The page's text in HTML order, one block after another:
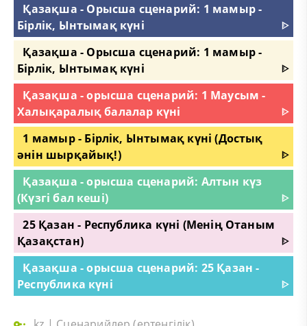
Қазақша - Орысша сценарий: 1 мамыр -
Бірлік, Ынтымақ күні
ᐈ
Қазақша - Орысша сценарий: 1 мамыр -
Бірлік, Ынтымақ күні
ᐈ
Қазақша - орысша сценарий: 1 Маусым -
Халықаралық балалар күні
ᐈ
1 мамыр - Бірлік, Ынтымақ күні (Достық
әнін шырқайық!)
ᐈ
Қазақша - орысша сценарий: Алтын күз
(Күзгі бал кеші)
ᐈ
25 Қазан - Республика күні (Менің Отаным
Қазақстан)
ᐈ
Қазақша - орысша сценарий: 25 Қазан -
Республика күні
ᐈ